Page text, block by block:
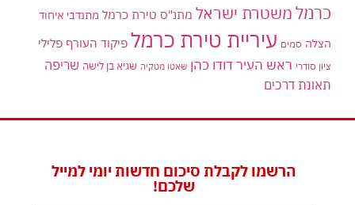
כרמלמשטרת ישראל מתנ"ס טירת כרמל מתנדבי איחוד
הצלה סמים עיריית טירת כרמל פיקוד העורף פלילי
ציון סודרי ראש העיר דודו כהן שאטו מטקיה שגיא בן לישה שריפה
תאונת דרכים
הרשמו לקבלת סיכום חדשות יומי למייל
שלכם!